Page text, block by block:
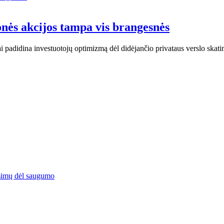
akcijos tampa vis brangesnės
padidina investuotojų optimizmą dėl didėjančio privataus verslo
dėl saugumo